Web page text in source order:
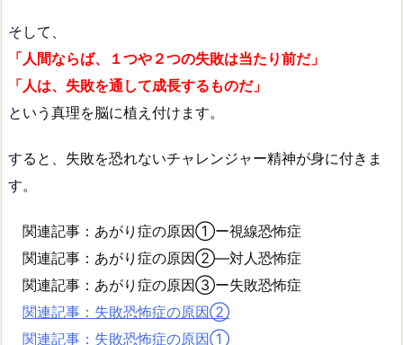
そして、
「人間ならば、１つや２つの失敗は当たり前だ」
「人は、失敗を通して成長するものだ」
という真理を脳に植え付けます。
すると、失敗を恐れないチャレンジャー精神が身に付きま
す。
関連記事：あがり症の原因①ー視線恐怖症
関連記事：あがり症の原因②―対人恐怖症
関連記事：あがり症の原因③ー失敗恐怖症
関連記事：失敗恐怖症の原因②
関連記事：失敗恐怖症の原因①